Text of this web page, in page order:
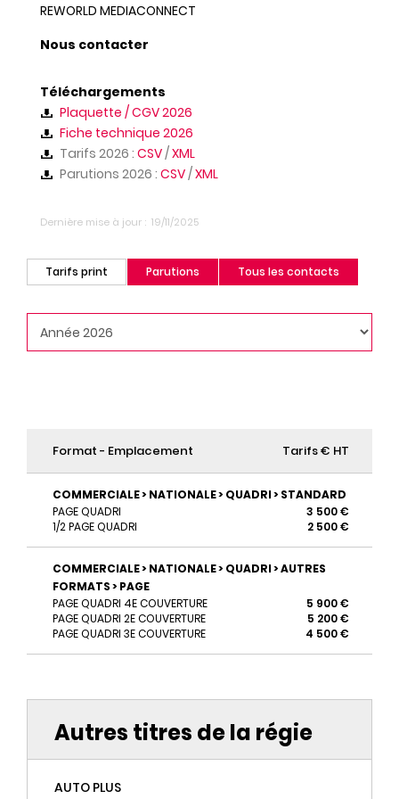
REWORLD MEDIACONNECT
Nous contacter
Téléchargements
Plaquette / CGV 2026
Fiche technique 2026
Tarifs 2026 : CSV/XML
Parutions 2026 : CSV/XML
Dernière mise à jour 19/11/2025
Tarifs print
(onglet
Parutions Tous les contacts
Format - Emplacement Tarifs € HT
COMMERCIALE > NATIONALE > QUADRI > STANDARD
PAGE QUADRI
3 500 €
1/2 PAGE QUADRI
2 500 €
COMMERCIALE > NATIONALE > QUADRI > AUTRES
FORMATS > PAGE
PAGE QUADRI 4E COUVERTURE
5 900 €
PAGE QUADRI 2E COUVERTURE
5 200 €
PAGE QUADRI 3E COUVERTURE
4 500 €
Autres titres de la régie
AUTO PLUS